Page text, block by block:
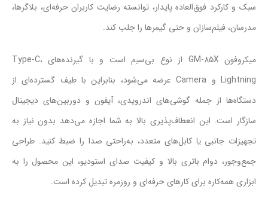
سبک و کارکرد فوق‌العاده پایدار، توانسته رضایت کاربران حرفه‌ای، بلاگرها،
مدرسان، فیلم‌سازان و حتی گیمرها را جلب کند.
میکروفون GM-85X از نوع بی‌سیم است و با گیرنده‌های Type-C،
Lightning و Camera عرضه می‌شود، بنابراین با طیف گسترده‌ای از
دستگاه‌ها از جمله گوشی‌های اندرویدی، آیفون و دوربین‌های دیجیتال
سازگار است. این انعطاف‌پذیری بالا به شما اجازه می‌دهد بدون نیاز به
تجهیزات جانبی یا کابل‌های متعدد، به‌راحتی صدا را ضبط کنید. طراحی
جمع‌وجور، دوام باتری بالا و کیفیت صدای استودیو، این محصول را به
ابزاری همه‌کاره برای کارهای حرفه‌ای و روزمره تبدیل کرده است.